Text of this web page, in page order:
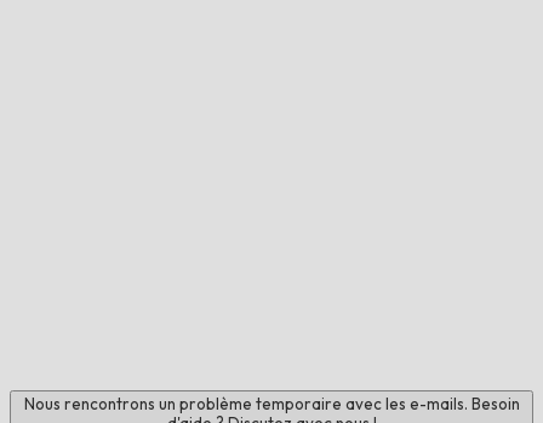
Nous rencontrons un problème temporaire avec les e-mails. Besoin